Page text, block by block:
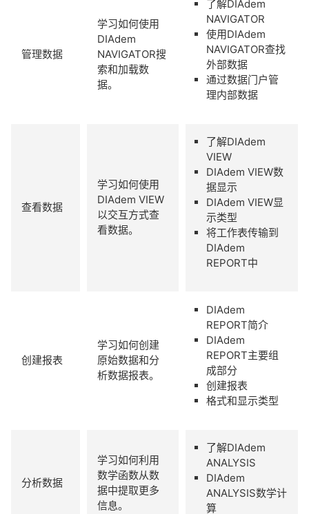
管理数据
学习如何使用
DIAdem
NAVIGATOR搜
索和加载数
据。
了解DIAdem
NAVIGATOR
使用DIAdem
NAVIGATOR查找
外部数据
通过数据门户管
理内部数据
查看数据
学习如何使用
DIAdem VIEW
以交互方式查
看数据。
了解DIAdem
VIEW
DIAdem VIEW数
据显示
DIAdem VIEW显
示类型
将工作表传输到
DIAdem
REPORT中
创建报表
学习如何创建
原始数据和分
析数据报表。
DIAdem
REPORT简介
DIAdem
REPORT主要组
成部分
创建报表
格式和显示类型
分析数据
学习如何利用
数学函数从数
据中提取更多
信息。
了解DIAdem
ANALYSIS
DIAdem
ANALYSIS数学计
算